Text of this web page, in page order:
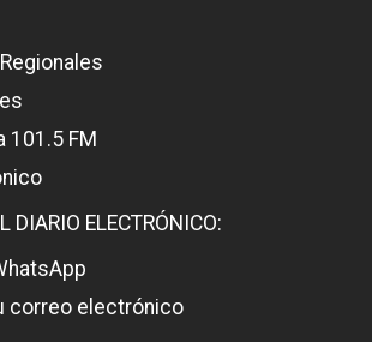
101.5 FM
DIARIO ELECTRÓNICO:
correo electrónico